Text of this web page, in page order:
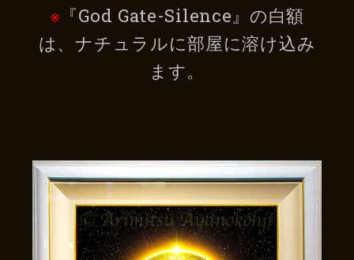
※ 『God Gate-Silence』の白額
は、ナチュラルに部屋に溶け込み
ます。